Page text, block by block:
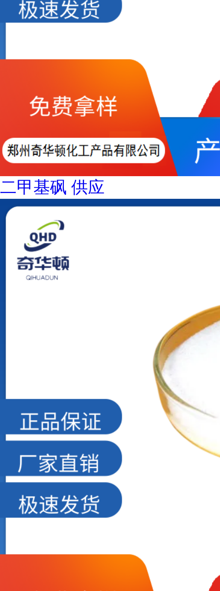
二甲基砜 供应